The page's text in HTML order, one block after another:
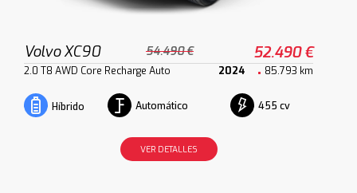
Volvo XC90 54.490 € 52.490 €
2.0 T8 AWD Core Recharge Auto 2024 85.793 km
Híbrido Automático 455 cv
VER DETALLES